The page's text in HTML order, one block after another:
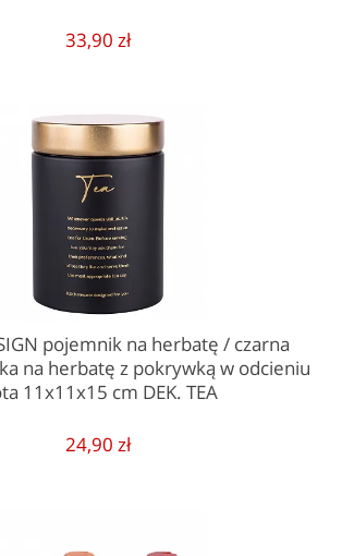
33,90 zł
pojemnik na herbatę / czarna
na herbatę z pokrywką w odcieniu
11x11x15 cm DEK. TEA
24,90 zł